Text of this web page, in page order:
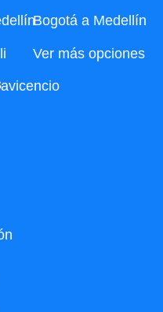
Bogotá a Medellín
Ver más opciones